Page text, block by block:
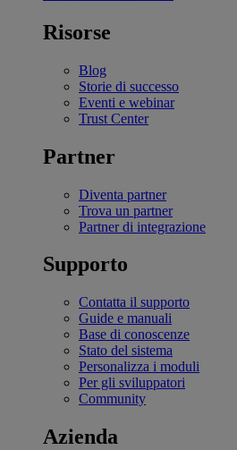
Risorse
Blog
Storie di successo
Eventi e webinar
Trust Center
Partner
Diventa partner
Trova un partner
Partner di integrazione
Supporto
Contatta il supporto
Guide e manuali
Base di conoscenze
Stato del sistema
Personalizza i moduli
Per gli sviluppatori
Community
Azienda